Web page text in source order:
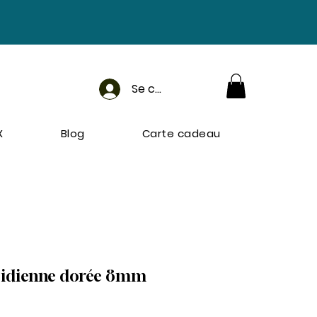
Se connecter
Blog Carte cadeau
dorée 8mm